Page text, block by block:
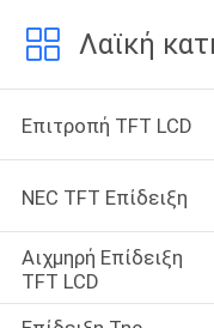
LCD
Λαϊκή
Επιτροπή TFT LCD
NEC TFT Επίδειξη
Αιχμηρή Επίδειξη
TFT LCD